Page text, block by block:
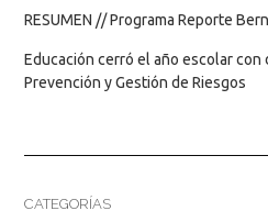
RESUMEN // Programa Reporte
Educación cerró el año escolar con
Prevención y Gestión de Riesgos
CATEGORÍAS